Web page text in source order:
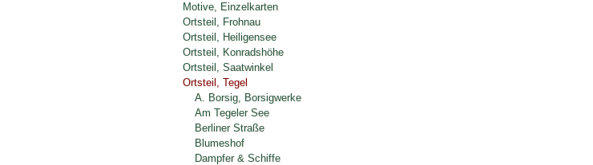
Motive, Einzelkarten
Ortsteil, Frohnau
Ortsteil, Heiligensee
Ortsteil, Konradshöhe
Ortsteil, Saatwinkel
Ortsteil, Tegel
A. Borsig, Borsigwerke
Am Tegeler See
Berliner Straße
Blumeshof
Dampfer & Schiffe